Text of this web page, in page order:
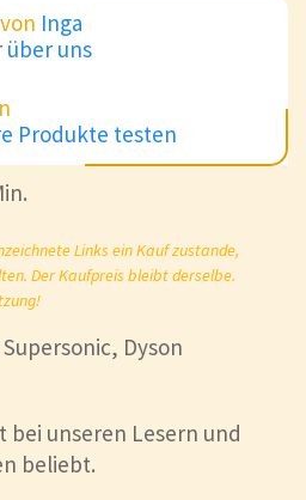
Inga
über uns
Produkte testen
Links ein Kauf zustande,
Der Kaufpreis bleibt derselbe.
Dyson
bei unseren Lesern und
beliebt.